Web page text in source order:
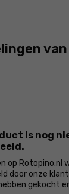
is nog
op Rotopino.nl
door onze
gekocht